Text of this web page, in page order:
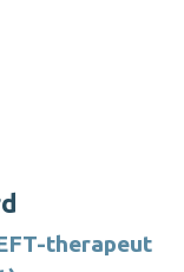
therapeut